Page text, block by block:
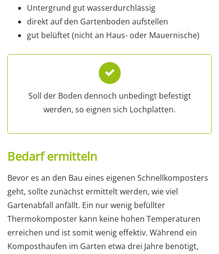
Untergrund gut wasserdurchlässig
direkt auf den Gartenboden aufstellen
gut belüftet (nicht an Haus- oder Mauernische)
Soll der Boden dennoch unbedingt befestigt
werden, so eignen sich Lochplatten.
Bedarf ermitteln
Bevor es an den Bau eines eigenen Schnellkomposters
geht, sollte zunächst ermittelt werden, wie viel
Gartenabfall anfällt. Ein nur wenig befüllter
Thermokomposter kann keine hohen Temperaturen
erreichen und ist somit wenig effektiv. Während ein
Komposthaufen im Garten etwa drei Jahre benötigt,